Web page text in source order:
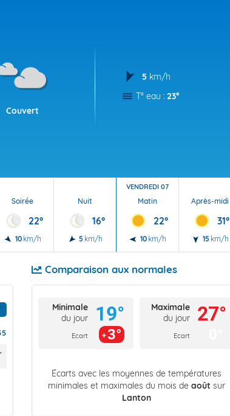
Couvert
5 km/h
T° eau : 23°
Soirée
22°
10 km/h
Nuit
16°
5 km/h
VENDREDI 07
Matin
22°
10 km/h
Après-midi
31°
15 km/h
Comparaison aux normales
Minimale
du jour
Ecart
19°
3°
Maximale
du jour
Ecart
27°
Écarts avec les moyennes de températures
minimales et maximales du mois de août sur
Lanton